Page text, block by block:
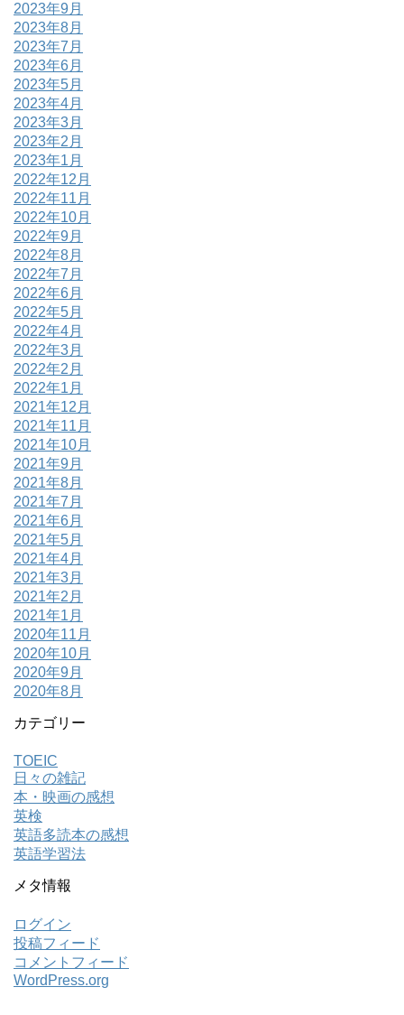
2023年9月
2023年8月
2023年7月
2023年6月
2023年5月
2023年4月
2023年3月
2023年2月
2023年1月
2022年12月
2022年11月
2022年10月
2022年9月
2022年8月
2022年7月
2022年6月
2022年5月
2022年4月
2022年3月
2022年2月
2022年1月
2021年12月
2021年11月
2021年10月
2021年9月
2021年8月
2021年7月
2021年6月
2021年5月
2021年4月
2021年3月
2021年2月
2021年1月
2020年11月
2020年10月
2020年9月
2020年8月
カテゴリー
TOEIC
日々の雑記
本・映画の感想
英検
英語多読本の感想
英語学習法
メタ情報
ログイン
投稿フィード
コメントフィード
WordPress.org